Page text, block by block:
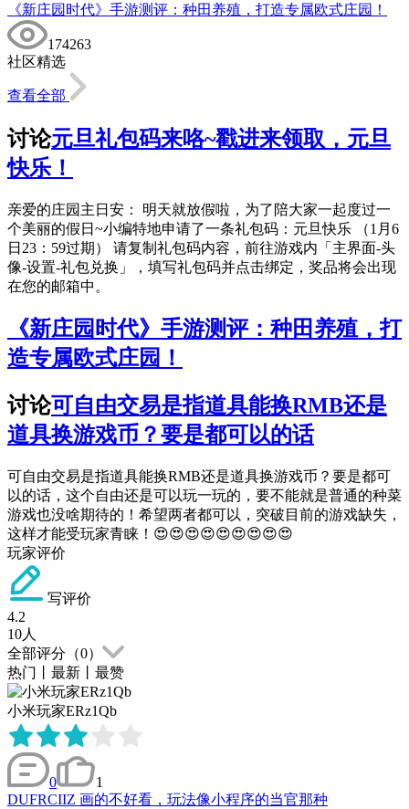
《新庄园时代》手游测评：种田养殖，打造专属欧式庄园！
174263
社区精选
查看全部
讨论元旦礼包码来咯~戳进来领取，元旦
快乐！
亲爱的庄园主日安： 明天就放假啦，为了陪大家一起度过一
个美丽的假日~小编特地申请了一条礼包码：元旦快乐 （1月6
日23：59过期） 请复制礼包码内容，前往游戏内「主界面-头
像-设置-礼包兑换」，填写礼包码并点击绑定，奖品将会出现
在您的邮箱中。
《新庄园时代》手游测评：种田养殖，打
造专属欧式庄园！
讨论可自由交易是指道具能换RMB还是
道具换游戏币？要是都可以的话
可自由交易是指道具能换RMB还是道具换游戏币？要是都可
以的话，这个自由还是可以玩一玩的，要不能就是普通的种菜
游戏也没啥期待的！希望两者都可以，突破目前的游戏缺失，
这样才能受玩家青睐！😍😍😍😍😍😍😍😍😍
玩家评价
写评价
4.2
10人
全部评分（0）
热门
最新 最赞
小米玩家ERz1Qb
0
1
DUFRCIIZ 画的不好看，玩法像小程序的当官那种